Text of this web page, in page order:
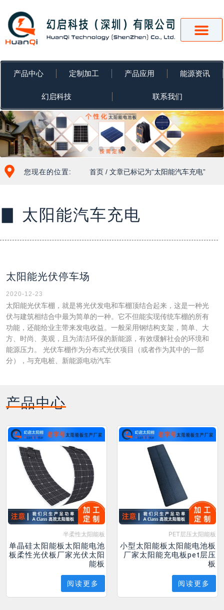
容
产品中心 定制加工 产品应用 能源资讯
幻启科技 联系我们
您现在的位置: 首页 / 文章已标记为“太阳能汽车充电”
▊ 太阳能汽车充电
太阳能光伏停车场
2020-12-23
太阳能光伏车棚，就是将光伏发电和车棚顶结合起来，这是一种光
伏与建筑相结合中最为简单的一种。它不但能实现传统车棚的所有
功能，还能给业主带来发电收益。一般采用钢结构支架，简单、大
方、时尚、美观，且为清洁环保的新能源，有效缓解社会的环境和
能源压力。 光伏车棚作为分布式光伏项目（或者作为其中的一部
分），与充电桩、新能源电动汽车
产品中心
半柔性太阳能板
单晶硅太阳能板太阳能电池
板柔性光伏板厂家光伏太阳
能板
阅读更多
PET层压太阳能板
小型太阳能板太阳能电池板
厂家太阳能充电板pet层压
板
阅读更多